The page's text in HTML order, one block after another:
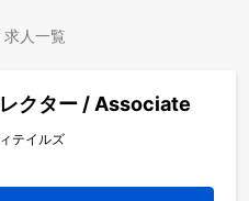
人一覧
クター / Associate
テイルズ